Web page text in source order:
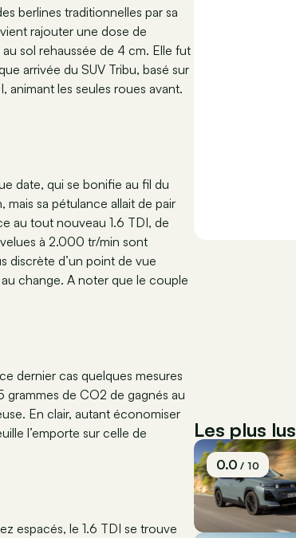
berlines traditionnelles par sa
rajouter une dose de
sol rehaussée de 4 cm. Elle fut
arrivée du SUV Tribu, basé sur
animant les seules roues avant.
date, qui se bonifie au fil du
mais sa pétulance allait de pair
au tout nouveau 1.6 TDI, de
à 2.000 tr/min sont
discrète d’un point de vue
change. A noter que le couple
dernier cas quelques mesures
de CO2 de gagnés au
En clair, autant économiser
l’emporte sur celle de
espacés, le 1.6 TDI se trouve
Les plus lus
0.0/ 10